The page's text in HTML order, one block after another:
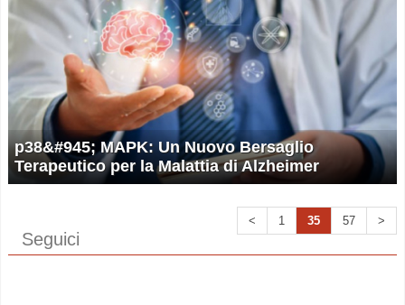
p38&#945; MAPK: Un Nuovo Bersaglio
Terapeutico per la Malattia di Alzheimer
< 1 35 57 >
Seguici